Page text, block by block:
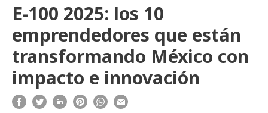
E-100 2025: los 10
emprendedores que están
transformando México con
impacto e innovación